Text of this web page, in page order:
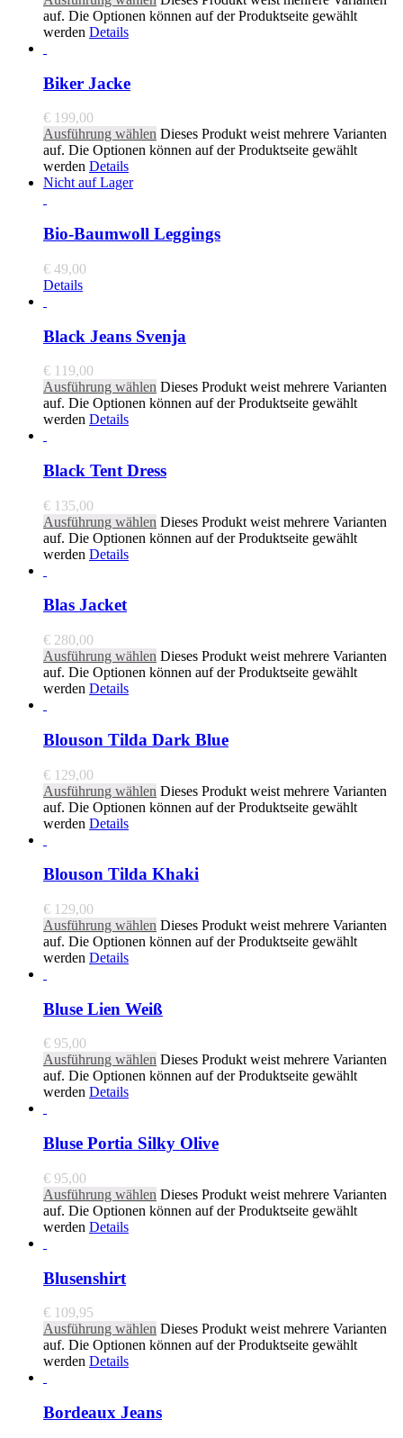
auf. Die Optionen können auf der Produktseite gewählt
werden Details
Biker Jacke
€ 199,00
Ausführung wählen Dieses Produkt weist mehrere Varianten
auf. Die Optionen können auf der Produktseite gewählt
werden Details
Nicht auf Lager
Bio-Baumwoll Leggings
€ 49,00
Details
Black Jeans Svenja
€ 119,00
Ausführung wählen Dieses Produkt weist mehrere Varianten
auf. Die Optionen können auf der Produktseite gewählt
werden Details
Black Tent Dress
€ 135,00
Ausführung wählen Dieses Produkt weist mehrere Varianten
auf. Die Optionen können auf der Produktseite gewählt
werden Details
Blas Jacket
€ 280,00
Ausführung wählen Dieses Produkt weist mehrere Varianten
auf. Die Optionen können auf der Produktseite gewählt
werden Details
Blouson Tilda Dark Blue
€ 129,00
Ausführung wählen Dieses Produkt weist mehrere Varianten
auf. Die Optionen können auf der Produktseite gewählt
werden Details
Blouson Tilda Khaki
€ 129,00
Ausführung wählen Dieses Produkt weist mehrere Varianten
auf. Die Optionen können auf der Produktseite gewählt
werden Details
Bluse Lien Weiß
€ 95,00
Ausführung wählen Dieses Produkt weist mehrere Varianten
auf. Die Optionen können auf der Produktseite gewählt
werden Details
Bluse Portia Silky Olive
€ 95,00
Ausführung wählen Dieses Produkt weist mehrere Varianten
auf. Die Optionen können auf der Produktseite gewählt
werden Details
Blusenshirt
€ 109,95
Ausführung wählen Dieses Produkt weist mehrere Varianten
auf. Die Optionen können auf der Produktseite gewählt
werden Details
Bordeaux Jeans